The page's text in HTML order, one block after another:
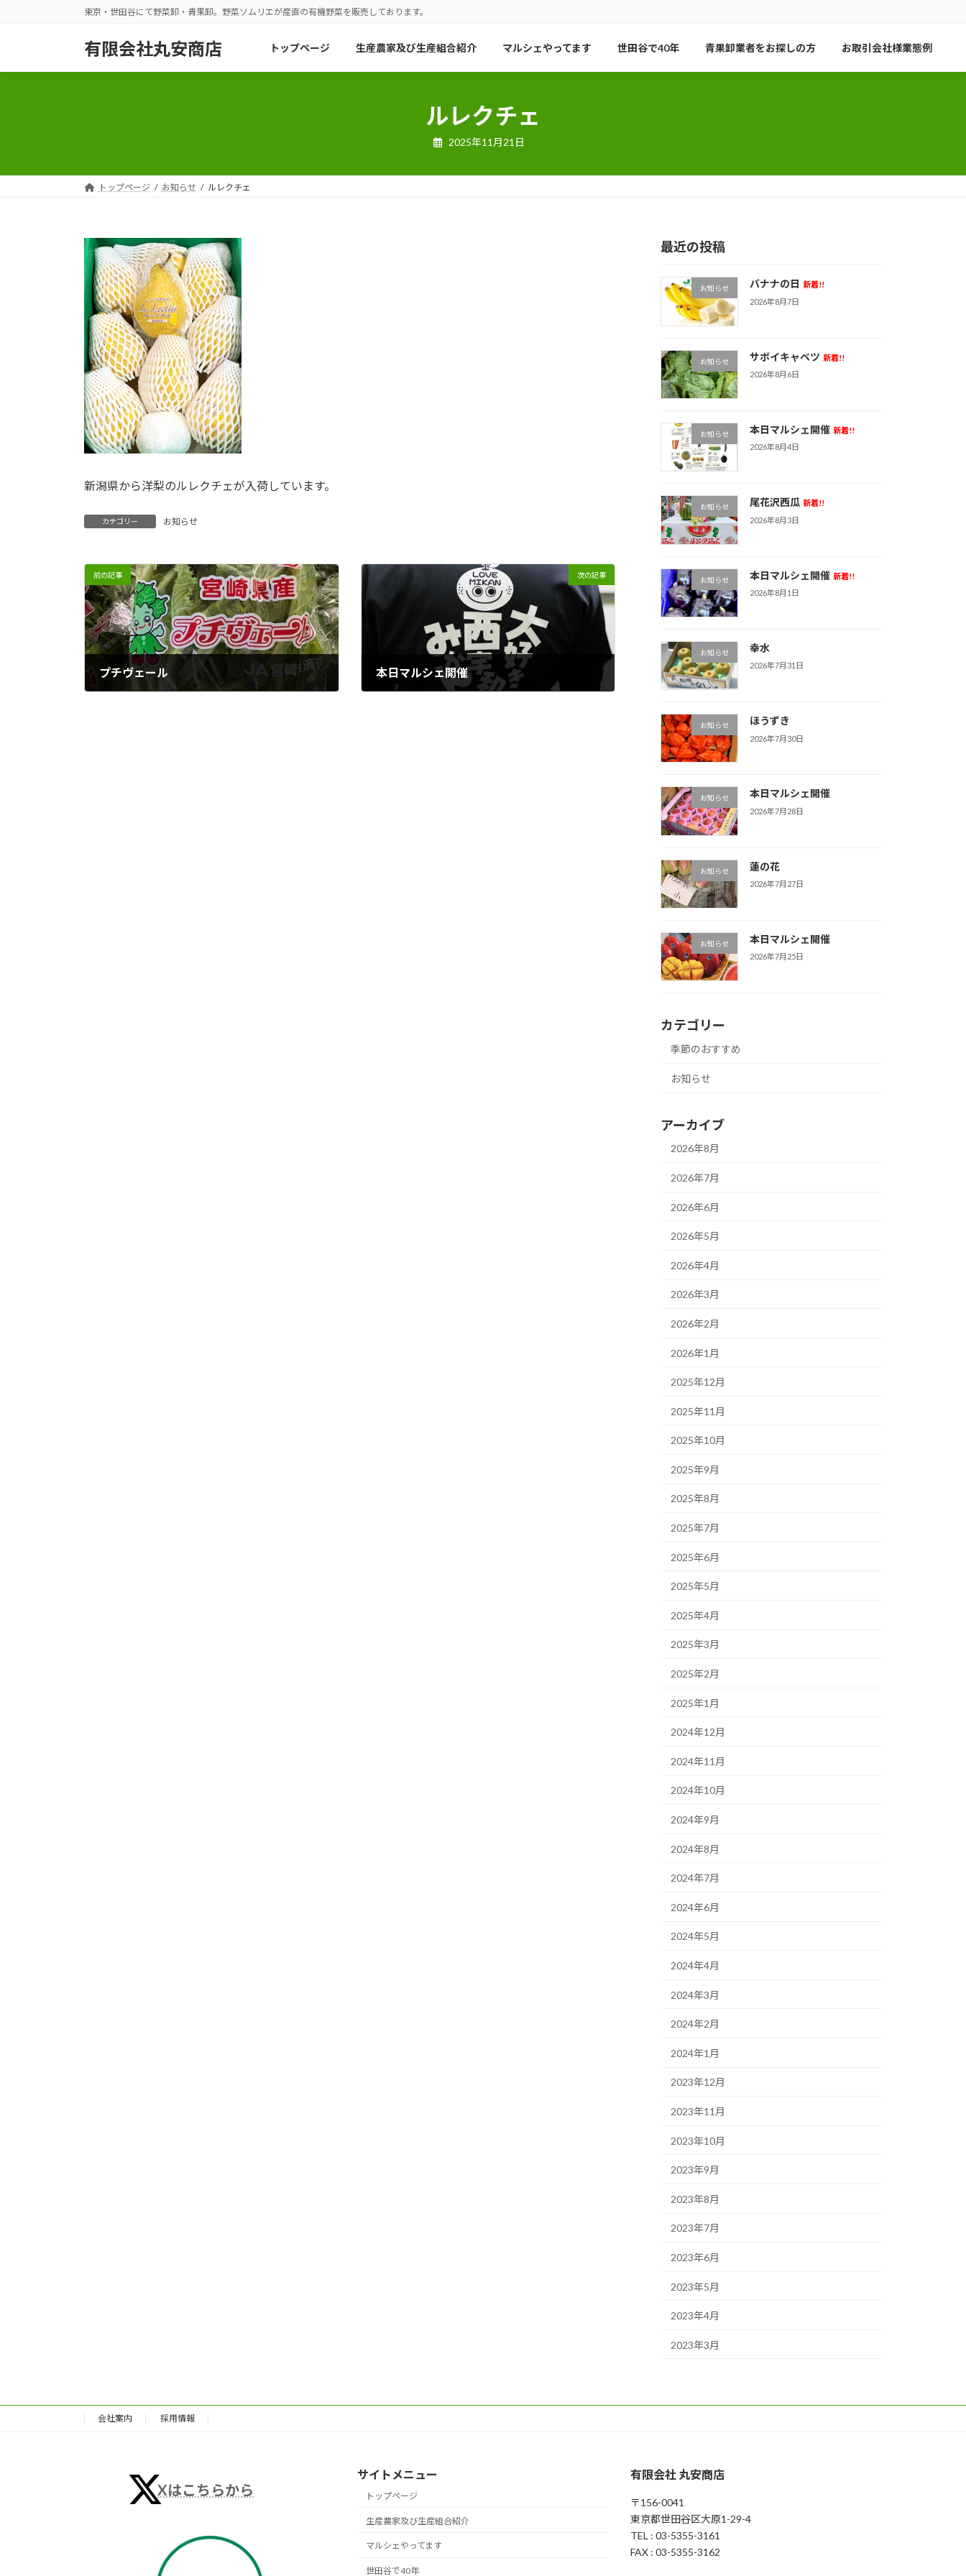
東京・世田谷にて野菜卸・青果卸。野菜ソムリエが産直の有機野菜を販売しております。
有限会社丸安商店 トップページ 生産農家及び生産組合紹介 マルシェやってます 世田谷で40年 青果卸業者をお探しの方 お取引会社様業態例
ルレクチェ
2025年11月21日
トップページ お知らせ ルレクチェ
新潟県から洋梨のルレクチェが入荷しています。
カテゴリー お知らせ
前の記事
プチヴェール
次の記事
本日マルシェ開催
最近の投稿
お知らせ バナナの日 新着!!
2026年8月7日
お知らせ サボイキャベツ 新着!!
2026年8月6日
お知らせ 本日マルシェ開催 新着!!
2026年8月4日
お知らせ 尾花沢西瓜 新着!!
2026年8月3日
お知らせ 本日マルシェ開催 新着!!
2026年8月1日
お知らせ 幸水
2026年7月31日
お知らせ ほうずき
2026年7月30日
お知らせ 本日マルシェ開催
2026年7月28日
お知らせ 蓮の花
2026年7月27日
お知らせ 本日マルシェ開催
2026年7月25日
カテゴリー
季節のおすすめ
お知らせ
アーカイブ
2026年8月
2026年7月
2026年6月
2026年5月
2026年4月
2026年3月
2026年2月
2026年1月
2025年12月
2025年11月
2025年10月
2025年9月
2025年8月
2025年7月
2025年6月
2025年5月
2025年4月
2025年3月
2025年2月
2025年1月
2024年12月
2024年11月
2024年10月
2024年9月
2024年8月
2024年7月
2024年6月
2024年5月
2024年4月
2024年3月
2024年2月
2024年1月
2023年12月
2023年11月
2023年10月
2023年9月
2023年8月
2023年7月
2023年6月
2023年5月
2023年4月
2023年3月
会社案内 採用情報
Xはこちらから
サイトメニュー
トップページ
生産農家及び生産組合紹介
マルシェやってます
世田谷で40年
有限会社 丸安商店
〒156-0041
東京都世田谷区大原1-29-4
TEL : 03-5355-3161
FAX : 03-5355-3162